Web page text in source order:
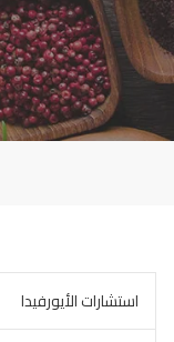
استشارات الأيورفيدا